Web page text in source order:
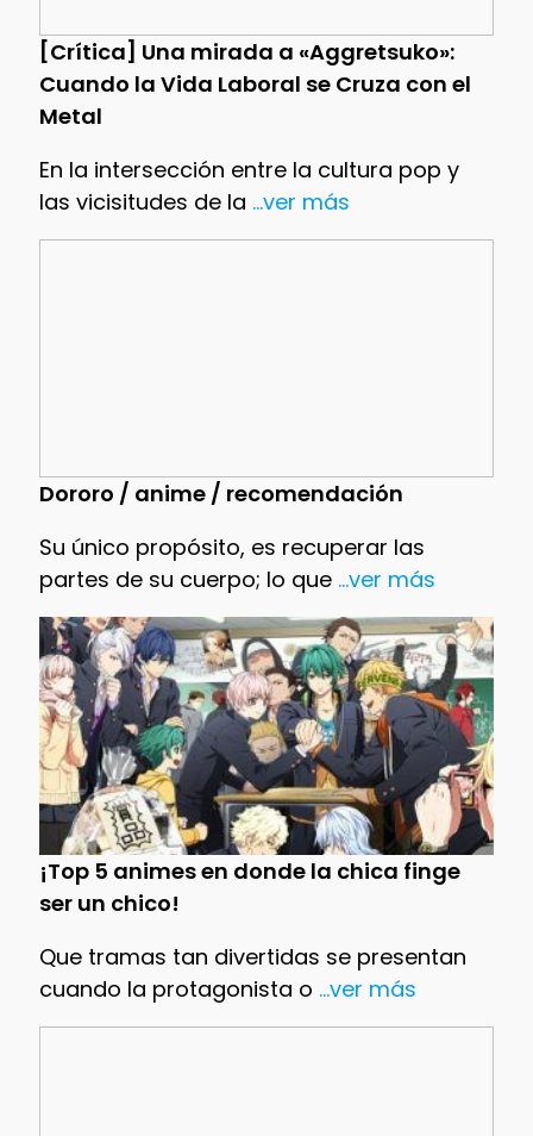
[Crítica] Una mirada a «Aggretsuko»:
Cuando la Vida Laboral se Cruza con el
Metal
En la intersección entre la cultura pop y
las vicisitudes de la ...ver más
Dororo / anime / recomendación
Su único propósito, es recuperar las
partes de su cuerpo; lo que...ver más
¡Top 5 animes en donde la chica finge
ser un chico!
Que tramas tan divertidas se presentan
cuando la protagonista o ...ver más